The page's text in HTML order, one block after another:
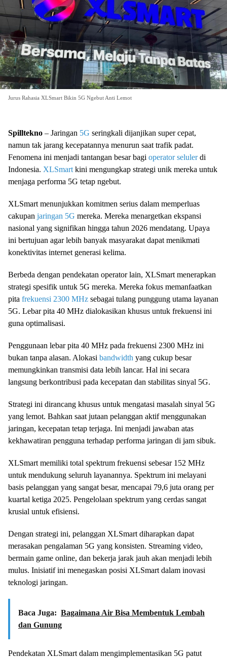
Jurus Rahasia XLSmart Bikin 5G Ngebut Anti Lemot
Spilltekno – Jaringan 5G seringkali dijanjikan super cepat,
namun tak jarang kecepatannya menurun saat trafik padat.
Fenomena ini menjadi tantangan besar bagi operator selulerdi
Indonesia. XLSmart kini mengungkap strategi unik mereka untuk
menjaga performa 5G tetap ngebut.
XLSmart menunjukkan komitmen serius dalam memperluas
cakupan jaringan 5G mereka. Mereka menargetkan ekspansi
nasional yang signifikan hingga tahun 2026 mendatang. Upaya
ini bertujuan agar lebih banyak masyarakat dapat menikmati
konektivitas internet generasi kelima.
Berbeda dengan pendekatan operator lain, XLSmart menerapkan
strategi spesifik untuk 5G mereka. Mereka fokus memanfaatkan
pita frekuensi 2300 MHz sebagai tulang punggung utama layanan
5G. Lebar pita 40 MHz dialokasikan khusus untuk frekuensi ini
guna optimalisasi.
Penggunaan lebar pita 40 MHz pada frekuensi 2300 MHz ini
bukan tanpa alasan. Alokasi bandwidth yang cukup besar
memungkinkan transmisi data lebih lancar. Hal ini secara
langsung berkontribusi pada kecepatan dan stabilitas sinyal 5G.
Strategi ini dirancang khusus untuk mengatasi masalah sinyal 5G
yang lemot. Bahkan saat jutaan pelanggan aktif menggunakan
jaringan, kecepatan tetap terjaga. Ini menjadi jawaban atas
kekhawatiran pengguna terhadap performa jaringan di jam sibuk.
XLSmart memiliki total spektrum frekuensi sebesar 152 MHz
untuk mendukung seluruh layanannya. Spektrum ini melayani
basis pelanggan yang sangat besar, mencapai 79,6 juta orang per
kuartal ketiga 2025. Pengelolaan spektrum yang cerdas sangat
krusial untuk efisiensi.
Dengan strategi ini, pelanggan XLSmart diharapkan dapat
merasakan pengalaman 5G yang konsisten. Streaming video,
bermain game online, dan bekerja jarak jauh akan menjadi lebih
mulus. Inisiatif ini menegaskan posisi XLSmart dalam inovasi
teknologi jaringan.
Baca Juga: Bagaimana Air Bisa Membentuk Lembah
dan Gunung
Pendekatan XLSmart dalam mengimplementasikan 5G patut